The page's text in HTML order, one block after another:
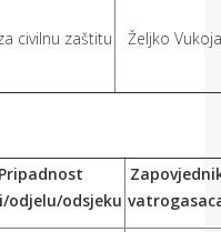
civilnu zaštitu Željko Vukoja
Pripadnost
odjelu/odsjeku